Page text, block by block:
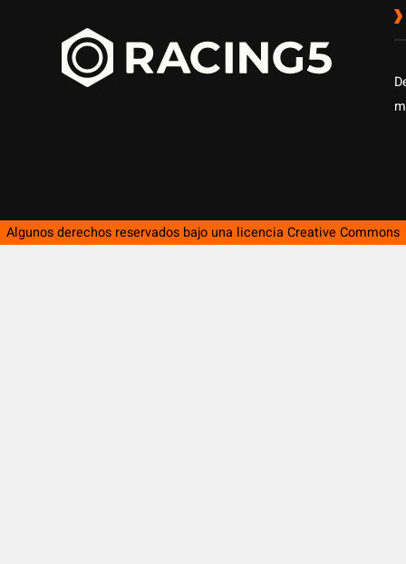
Algunos derechos reservados bajo una licencia Creative Commons